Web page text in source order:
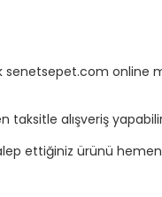
senetsepet.com online
taksitle alışveriş
ettiğiniz ürünü